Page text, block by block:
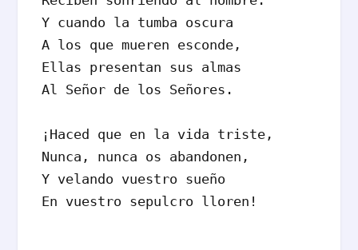
Y cuando la tumba oscura
A los que mueren esconde,
Ellas presentan sus almas
Al Señor de los Señores.
¡Haced que en la vida triste,
Nunca, nunca os abandonen,
Y velando vuestro sueño
En vuestro sepulcro lloren!